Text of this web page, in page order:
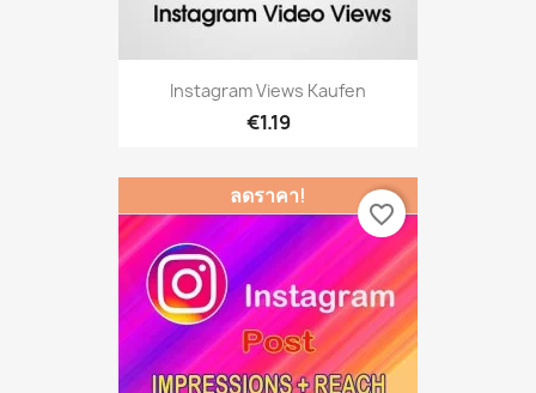
Instagram Views Kaufen
€1.19
ลดราคา!
favorite_border